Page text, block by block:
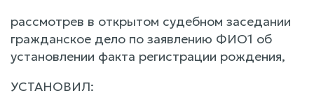
рассмотрев в открытом судебном заседании
гражданское дело по заявлению ФИО1 об
установлении факта регистрации рождения,
УСТАНОВИЛ: